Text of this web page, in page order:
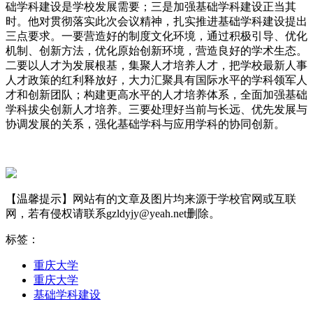
础学科建设是学校发展需要；三是加强基础学科建设正当其
时。他对贯彻落实此次会议精神，扎实推进基础学科建设提出
三点要求。一要营造好的制度文化环境，通过积极引导、优化
机制、创新方法，优化原始创新环境，营造良好的学术生态。
二要以人才为发展根基，集聚人才培养人才，把学校最新人事
人才政策的红利释放好，大力汇聚具有国际水平的学科领军人
才和创新团队；构建更高水平的人才培养体系，全面加强基础
学科拔尖创新人才培养。三要处理好当前与长远、优先发展与
协调发展的关系，强化基础学科与应用学科的协同创新。
【温馨提示】网站有的文章及图片均来源于学校官网或互联
网，若有侵权请联系gzldyjy@yeah.net删除。
标签：
重庆大学
重庆大学
基础学科建设